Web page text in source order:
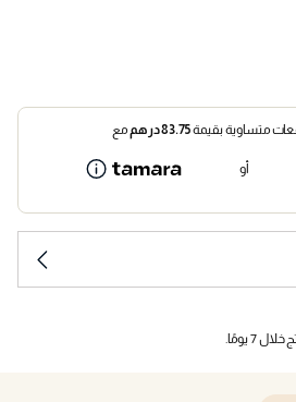
83.75درهممع
أو
7 يومًا.